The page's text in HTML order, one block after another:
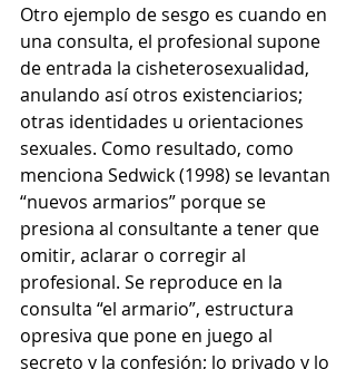
Otro ejemplo de sesgo es cuando en
una consulta, el profesional supone
de entrada la cisheterosexualidad,
anulando así otros existenciarios;
otras identidades u orientaciones
sexuales. Como resultado, como
menciona Sedwick (1998) se levantan
“nuevos armarios” porque se
presiona al consultante a tener que
omitir, aclarar o corregir al
profesional. Se reproduce en la
consulta “el armario”, estructura
opresiva que pone en juego al
secreto y la confesión; lo privado y lo